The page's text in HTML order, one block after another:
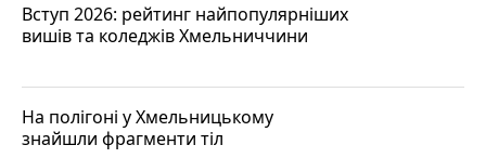
Вступ 2026: рейтинг найпопулярніших
вишів та коледжів Хмельниччини
На полігоні у Хмельницькому
знайшли фрагменти тіл